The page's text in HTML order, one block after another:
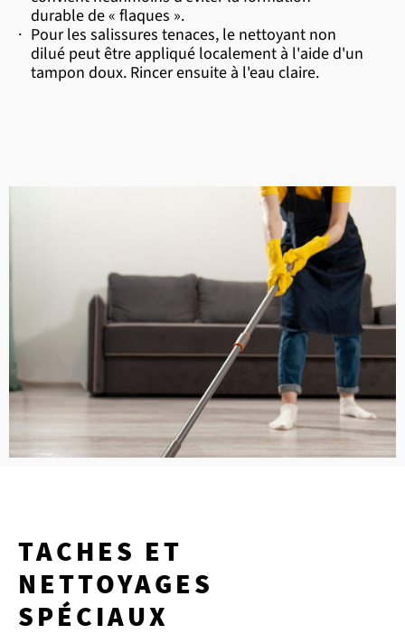
durable de « flaques ».
· Pour les salissures tenaces, le nettoyant non
dilué peut être appliqué localement à l'aide d'un
tampon doux. Rincer ensuite à l'eau claire.
TACHES ET
NETTOYAGES
SPÉCIAUX